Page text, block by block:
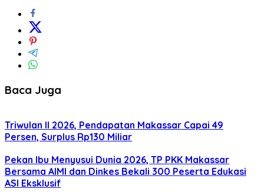
Baca Juga
Triwulan II 2026, Pendapatan Makassar Capai 49
Persen, Surplus Rp130 Miliar
Pekan Ibu Menyusui Dunia 2026, TP PKK Makassar
Bersama AIMI dan Dinkes Bekali 300 Peserta Edukasi
ASI Eksklusif